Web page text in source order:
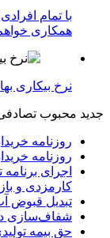
با تمام
همکاری
نرخ بیکاری
جدید محبوب
روزنامه
روزنامه
اجرای برنامه
کارمزدی و
تبدیل قبوض
شفاف‌سازی